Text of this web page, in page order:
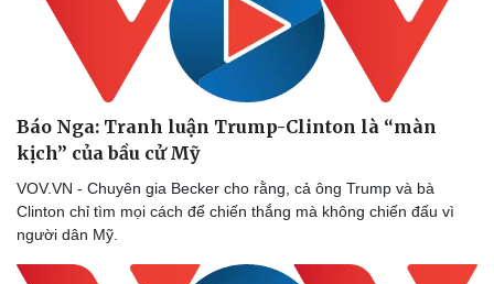
Báo Nga: Tranh luận Trump-Clinton là “màn
kịch” của bầu cử Mỹ
VOV.VN - Chuyên gia Becker cho rằng, cả ông Trump và bà
Clinton chỉ tìm mọi cách để chiến thắng mà không chiến đấu vì
người dân Mỹ.